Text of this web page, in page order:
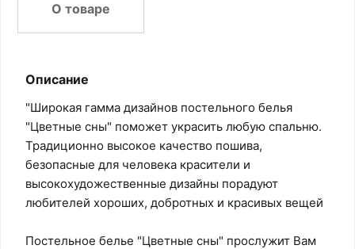
О товаре
Описание
"Широкая гамма дизайнов постельного белья
"Цветные сны" поможет украсить любую спальню.
Традиционно высокое качество пошива,
безопасные для человека красители и
высокохудожественные дизайны порадуют
любителей хороших, добротных и красивых вещей
Постельное белье "Цветные сны" прослужит Вам